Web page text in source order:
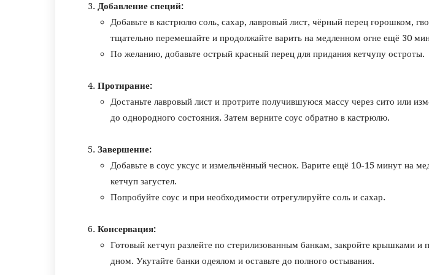
Добавление специй:
Добавьте в кастрюлю соль, сахар, лавровый лист, чёрный перец горошком,
тщательно перемешайте и продолжайте варить на медленном огне ещё 30
По желанию, добавьте острый красный перец для придания кетчупу остроты.
Протирание:
Достаньте лавровый лист и протрите получившуюся массу через сито или
до однородного состояния. Затем верните соус обратно в кастрюлю.
Завершение:
Добавьте в соус уксус и измельчённый чеснок. Варите ещё 10-15 минут на
кетчуп загустел.
Попробуйте соус и при необходимости отрегулируйте соль и сахар.
Консервация:
Готовый кетчуп разлейте по стерилизованным банкам, закройте крышками и
дном. Укутайте банки одеялом и оставьте до полного остывания.